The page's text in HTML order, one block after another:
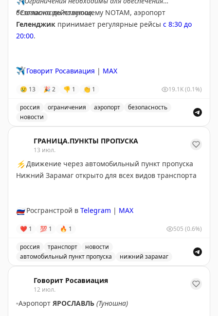
безопасности полетов.
*Согласно действующему NOTAM, аэропорт
Геленджик принимает регулярные рейсы с 8:30 до
20:00.
✈️ Говорит Росавиация | MAX
😢 13 🎉 2 👎 1 👏 1 19.1K(0.1%)
россия ограничения аэропорт
безопасность
новости
ГРАНИЦА.ПУНКТЫ ПРОПУСКА
13 июл.
⚡ Движение через автомобильный пункт пропуска
Нижний Зарамаг открыто для всех видов транспорта
🇷🇺Росгранстрой в Telegram | MAX
❤ 1 💯 1 🔥 1 505 (0.6%)
россия транспорт
новости
автомобильный пункт пропуска
нижний зарамаг
Говорит Росавиация
12 июл.
▫️Аэропорт ЯРОСЛАВЛЬ (Туношна)